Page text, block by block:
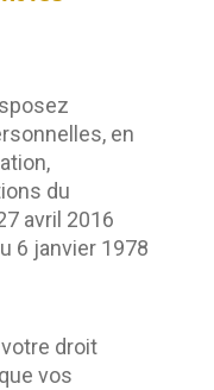
en
du
avril 2016
6 janvier 1978
votre droit
vos